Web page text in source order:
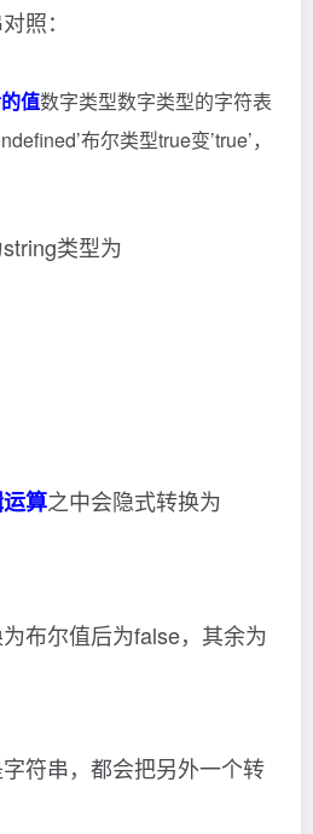
照：
值数字类型数字类型的字符表
布尔类型true变’true’，
类型为
算之中会隐式转换为
布尔值后为false，其余为
符串，都会把另外一个转